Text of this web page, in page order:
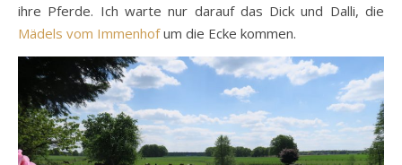
ihre Pferde. Ich warte nur darauf das Dick und Dalli, die
Mädels vom Immenhofum die Ecke kommen.